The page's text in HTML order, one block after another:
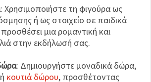
: Χρησιμοποιήστε τη φιγούρα ως
ή ως στοιχείο σε παιδικά
μια ρομαντική και
στην εκδήλωσή σας.
: Δημιουργήστε μοναδικά δώρα,
ή κουτιά δώρου, προσθέτοντας